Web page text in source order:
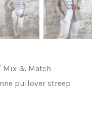
Mix & Match -
pullover streep